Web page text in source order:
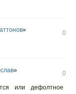
»
0
»
0
или дефолтное